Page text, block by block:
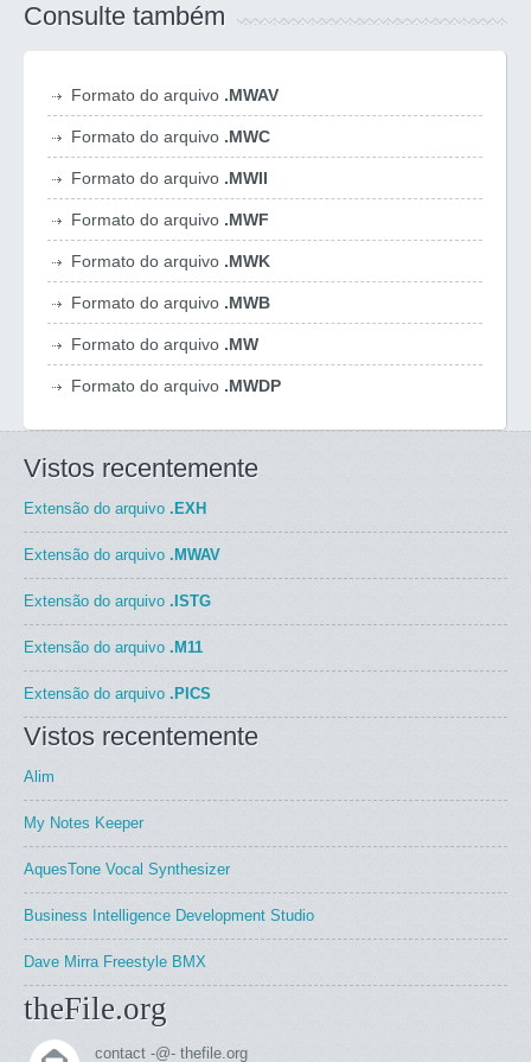
Consulte também
Formato do arquivo .MWAV
Formato do arquivo .MWC
Formato do arquivo .MWII
Formato do arquivo .MWF
Formato do arquivo .MWK
Formato do arquivo .MWB
Formato do arquivo .MW
Formato do arquivo .MWDP
Vistos recentemente
Extensão do arquivo .EXH
Extensão do arquivo .MWAV
Extensão do arquivo .ISTG
Extensão do arquivo .M11
Extensão do arquivo .PICS
Vistos recentemente
Alim
My Notes Keeper
AquesTone Vocal Synthesizer
Business Intelligence Development Studio
Dave Mirra Freestyle BMX
theFile.org
contact -@- thefile.org